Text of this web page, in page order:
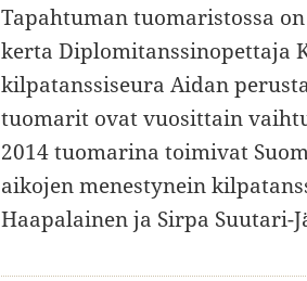
Tapahtuman tuomaristossa
kerta Diplomitanssinopettaja
kilpatanssiseura Aidan
tuomarit ovat vuosittain
2014 tuomarina toimivat
aikojen menestynein
Haapalainen ja Sirpa Suutari-